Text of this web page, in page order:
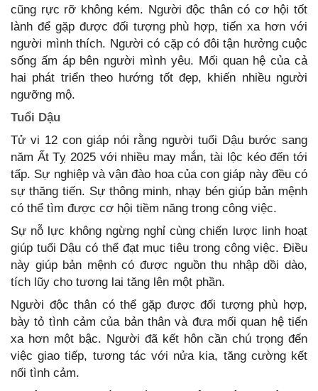
cũng rực rỡ không kém. Người độc thân có cơ hội tốt
lành để gặp được đối tượng phù hợp, tiến xa hơn với
người mình thích. Người có cặp có đôi tận hưởng cuộc
sống ấm áp bên người mình yêu. Mối quan hệ của cả
hai phát triển theo hướng tốt đẹp, khiến nhiều người
ngưỡng mộ.
Tuổi Dậu
Tử vi 12 con giáp nói rằng người tuổi Dậu bước sang
năm Ất Tỵ 2025 với nhiều may mắn, tài lộc kéo đến tới
tấp. Sự nghiệp và vận đào hoa của con giáp này đều có
sự thăng tiến. Sự thông minh, nhạy bén giúp bản mệnh
có thể tìm được cơ hội tiềm năng trong công việc.
Sự nỗ lực không ngừng nghỉ cùng chiến lược linh hoạt
giúp tuổi Dậu có thể đạt mục tiêu trong công việc. Điều
này giúp bản mệnh có được nguồn thu nhập dồi dào,
tích lũy cho tương lai tăng lên một phần.
Người độc thân có thể gặp được đối tượng phù hợp,
bày tỏ tình cảm của bản thân và đưa mối quan hệ tiến
xa hơn một bậc. Người đã kết hôn cần chú trọng đến
việc giao tiếp, tương tác với nửa kia, tăng cường kết
nối tình cảm.